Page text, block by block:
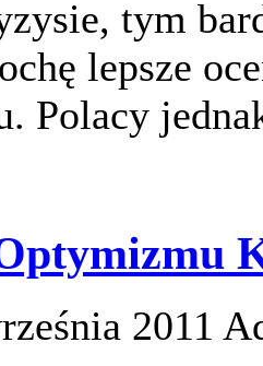
tym
lepsze
Polacy
2011